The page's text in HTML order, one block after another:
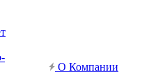
О Компании